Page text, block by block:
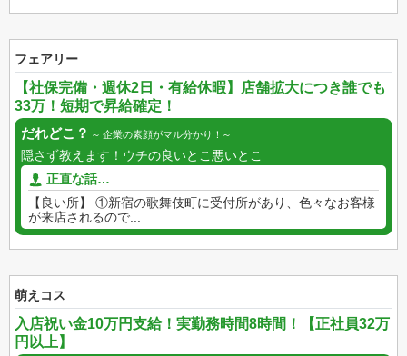
フェアリー
【社保完備・週休2日・有給休暇】店舗拡大につき誰でも
33万！短期で昇給確定！
だれどこ？
企業の素顔がマル分かり！
隠さず教えます！ウチの良いとこ悪いとこ
正直な話…
【良い所】 ①新宿の歌舞伎町に受付所があり、色々なお客様
が来店されるので...
萌えコス
入店祝い金10万円支給！実勤務時間8時間！【正社員32万
円以上】